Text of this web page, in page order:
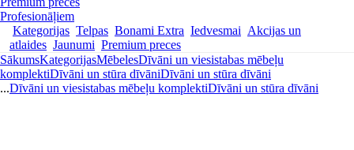
Profesionāļiem
Kategorijas Telpas Bonami Extra Iedvesmai Akcijas un
atlaides Jaunumi Premium preces
SākumsKategorijasMēbelesDīvāni un viesistabas mēbeļu
komplektiDīvāni un stūra dīvāniDīvāni un stūra dīvāni
...Dīvāni un viesistabas mēbeļu komplektiDīvāni un stūra dīvāni